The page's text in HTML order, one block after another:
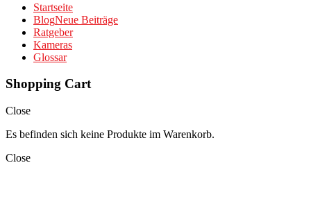
Startseite
BlogNeue Beiträge
Ratgeber
Kameras
Glossar
Shopping Cart
Close
Es befinden sich keine Produkte im Warenkorb.
Close